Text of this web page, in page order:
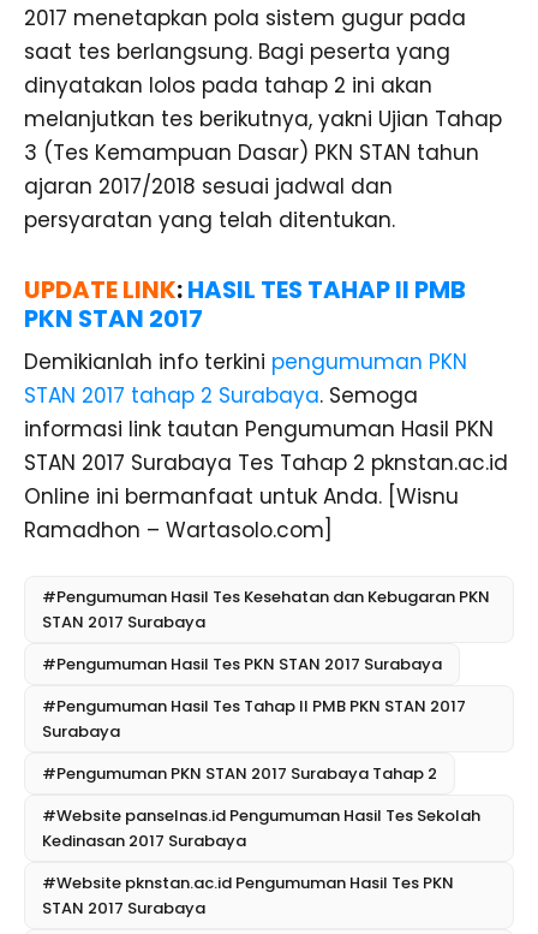
2017 menetapkan pola sistem gugur pada
saat tes berlangsung. Bagi peserta yang
dinyatakan lolos pada tahap 2 ini akan
melanjutkan tes berikutnya, yakni Ujian Tahap
3 (Tes Kemampuan Dasar) PKN STAN tahun
ajaran 2017/2018 sesuai jadwal dan
persyaratan yang telah ditentukan.
UPDATE LINK:HASIL TES TAHAP II PMB
PKN STAN 2017
Demikianlah info terkini pengumuman PKN
STAN 2017 tahap 2 Surabaya. Semoga
informasi link tautan Pengumuman Hasil PKN
STAN 2017 Surabaya Tes Tahap 2 pknstan.ac.id
Online ini bermanfaat untuk Anda. [Wisnu
Ramadhon – Wartasolo.com]
#Pengumuman Hasil Tes Kesehatan dan Kebugaran PKN
STAN 2017 Surabaya
#Pengumuman Hasil Tes PKN STAN 2017 Surabaya
#Pengumuman Hasil Tes Tahap II PMB PKN STAN 2017
Surabaya
#Pengumuman PKN STAN 2017 Surabaya Tahap 2
#Website panselnas.id Pengumuman Hasil Tes Sekolah
Kedinasan 2017 Surabaya
#Website pknstan.ac.id Pengumuman Hasil Tes PKN
STAN 2017 Surabaya